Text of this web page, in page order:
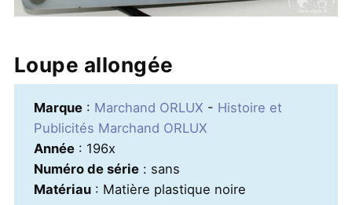
Loupe allongée
Marque: Marchand ORLUX - Histoire et
Publicités Marchand ORLUX
Année: 196x
Numéro de série: sans
Matériau: Matière plastique noire